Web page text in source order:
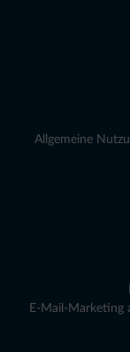
Allgemeine
E-Mail-Marketing